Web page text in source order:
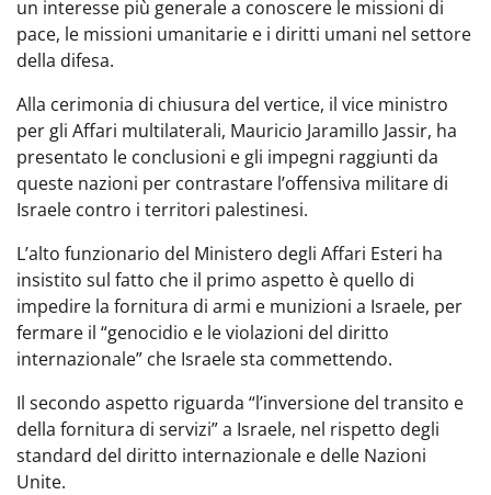
un interesse più generale a conoscere le missioni di
pace, le missioni umanitarie e i diritti umani nel settore
della difesa.
Alla cerimonia di chiusura del vertice, il vice ministro
per gli Affari multilaterali, Mauricio Jaramillo Jassir, ha
presentato le conclusioni e gli impegni raggiunti da
queste nazioni per contrastare l’offensiva militare di
Israele contro i territori palestinesi.
L’alto funzionario del Ministero degli Affari Esteri ha
insistito sul fatto che il primo aspetto è quello di
impedire la fornitura di armi e munizioni a Israele, per
fermare il “genocidio e le violazioni del diritto
internazionale” che Israele sta commettendo.
Il secondo aspetto riguarda “l’inversione del transito e
della fornitura di servizi” a Israele, nel rispetto degli
standard del diritto internazionale e delle Nazioni
Unite.